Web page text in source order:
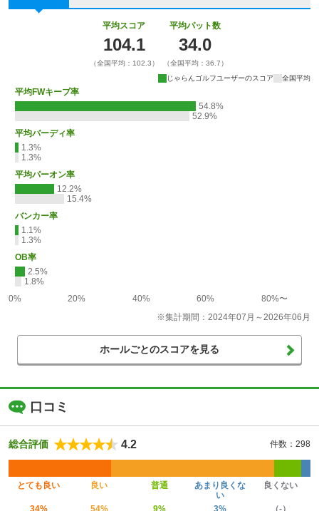
平均スコア
104.1
（全国平均：102.3）
平均パット数
34.0
（全国平均：36.7）
じゃらんゴルフユーザーのスコア
全国平均
平均FWキープ率
54.8%
52.9%
平均バーディ率
1.3%
1.3%
平均パーオン率
12.2%
15.4%
バンカー率
1.1%
1.3%
OB率
2.5%
1.8%
0%
20% 40% 60%
80%〜
※集計期間：2024年07月～2026年06月
ホールごとのスコアを見る
口コミ
総合評価 4.2 件数：298
とても良い 良い 普通
あまり良くな
い
良くない
34% 54% 9% 3% （-）